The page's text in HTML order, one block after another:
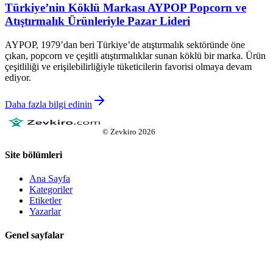
Türkiye’nin Köklü Markası AYPOP Popcorn ve
Atıştırmalık Ürünleriyle Pazar Lideri
AYPOP, 1979’dan beri Türkiye’de atıştırmalık sektöründe öne
çıkan, popcorn ve çeşitli atıştırmalıklar sunan köklü bir marka. Ürün
çeşitliliği ve erişilebilirliğiyle tüketicilerin favorisi olmaya devam
ediyor.
Daha fazla bilgi edinin
© Zevkiro 2026
Site bölümleri
Ana Sayfa
Kategoriler
Etiketler
Yazarlar
Genel sayfalar